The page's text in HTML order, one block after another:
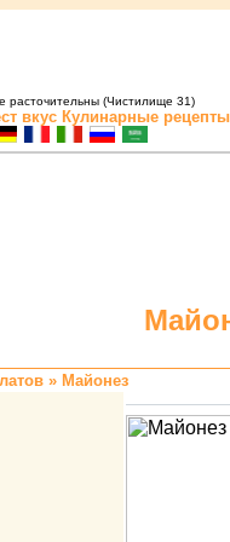
расточительны (Чистилище 31)
вкус Кулинарные
» Майонез